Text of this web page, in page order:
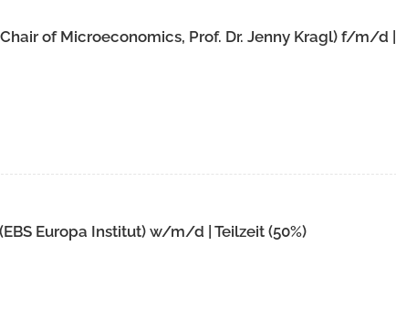
of Microeconomics, Prof. Dr. Jenny Kragl) f/m/d |
Europa Institut) w/m/d | Teilzeit (50%)